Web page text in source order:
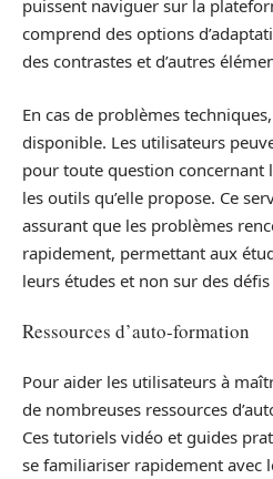
puissent naviguer sur la
comprend des options
des contrastes et d’autres
En cas de problèmes
disponible. Les utilisateurs
pour toute question concernant
les outils qu’elle propose. Ce
assurant que les problèmes
rapidement, permettant aux
leurs études et non sur des
Ressources d’auto-formation
Pour aider les utilisateurs à
de nombreuses ressources
Ces tutoriels vidéo et guides
se familiariser rapidement avec